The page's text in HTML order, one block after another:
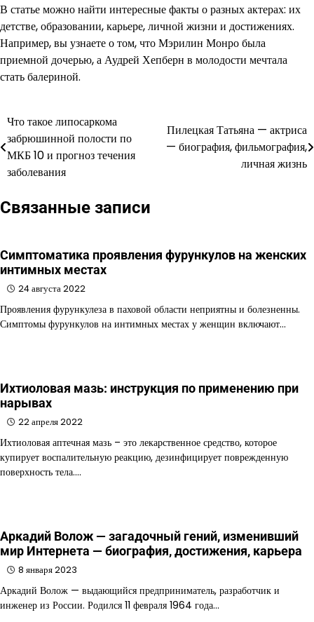
В статье можно найти интересные факты о разных актерах: их
детстве, образовании, карьере, личной жизни и достижениях.
Например, вы узнаете о том, что Мэрилин Монро была
приемной дочерью, а Аудрей Хепберн в молодости мечтала
стать балериной.
Навигация
по
записям
Что такое липосаркома
забрюшинной полости по
МКБ 10 и прогноз течения
заболевания
Пилецкая Татьяна — актриса
— биография, фильмография,
личная жизнь
Связанные записи
Симптоматика проявления фурункулов на женских
интимных местах
24 августа 2022
Проявления фурункулеза в паховой области неприятны и болезненны.
Симптомы фурункулов на интимных местах у женщин включают…
Ихтиоловая мазь: инструкция по применению при
нарывах
22 апреля 2022
Ихтиоловая аптечная мазь – это лекарственное средство, которое
купирует воспалительную реакцию, дезинфицирует поврежденную
поверхность тела.…
Аркадий Волож — загадочный гений, изменивший
мир Интернета — биография, достижения, карьера
8 января 2023
Аркадий Волож — выдающийся предприниматель, разработчик и
инженер из России. Родился 11 февраля 1964 года…